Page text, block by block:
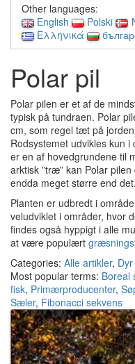
Other languages:
English
Polski
Ελληνικά
Polar pil
Polar pilen er et af de
typisk på tundraen. Polar
cm, som regel tæt på
Rodsystemet udvikles kun i
er en af hovedgrundene til
arktisk ”træ” kan Polar
endda meget større end det.
Planten er udbredt i
veludviklet i områder, hvor
findes også hyppigt i alle
at være populært
Categories: Alle artikler,
Most popular terms: Boreal
fisk, Primærproducenter,
Sæler, Fibonacci sekvens